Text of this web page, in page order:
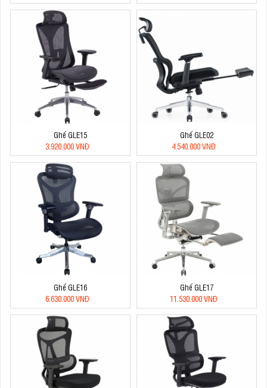
Ghế GLE15
3.920.000 VNĐ
Ghế GLE02
4.540.000 VNĐ
Ghế GLE16
6.630.000 VNĐ
Ghế GLE17
11.530.000 VNĐ